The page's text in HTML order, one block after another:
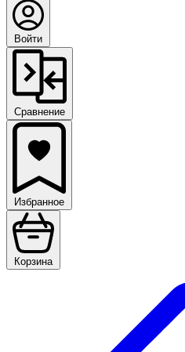
Войти
Сравнение
Избранное
Корзина